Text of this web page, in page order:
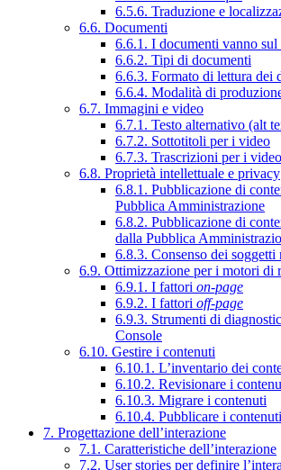
6.5.6. Traduzione e
6.6. Documenti
6.6.1. I documenti vanno sul
6.6.2. Tipi di documenti
6.6.3. Formato di lettura dei
6.6.4. Modalità di
6.7. Immagini e video
6.7.1. Testo alternativo (alt
6.7.2. Sottotitoli per i video
6.7.3. Trascrizioni per i video
6.8. Proprietà intellettuale e privacy
6.8.1. Pubblicazione di
Pubblica Amministrazione
6.8.2. Pubblicazione di
dalla Pubblica
6.8.3. Consenso dei soggetti
6.9. Ottimizzazione per i motori di
6.9.1. I fattori on-page
6.9.2. I fattori off-page
6.9.3. Strumenti di
Console
6.10. Gestire i contenuti
6.10.1. L’inventario dei
6.10.2. Revisionare i
6.10.3. Migrare i contenuti
6.10.4. Pubblicare i contenuti
7. Progettazione dell’interazione
7.1. Caratteristiche dell’interazione
7.2. User stories per definire